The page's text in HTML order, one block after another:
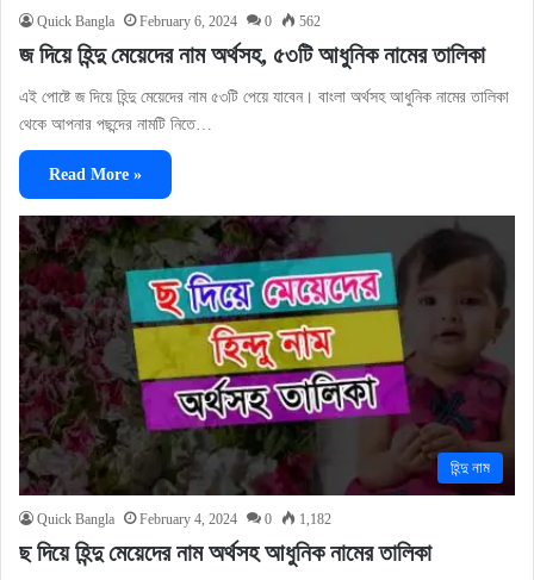
Quick Bangla February 6, 2024 0 562
জ দিয়ে হিন্দু মেয়েদের নাম অর্থসহ, ৫৩টি আধুনিক নামের তালিকা
এই পোষ্টে জ দিয়ে হিন্দু মেয়েদের নাম ৫৩টি পেয়ে যাবেন। বাংলা অর্থসহ আধুনিক নামের তালিকা
থেকে আপনার পছন্দের নামটি নিতে…
Read More »
হিন্দু নাম
Quick Bangla February 4, 2024 0 1,182
ছ দিয়ে হিন্দু মেয়েদের নাম অর্থসহ আধুনিক নামের তালিকা